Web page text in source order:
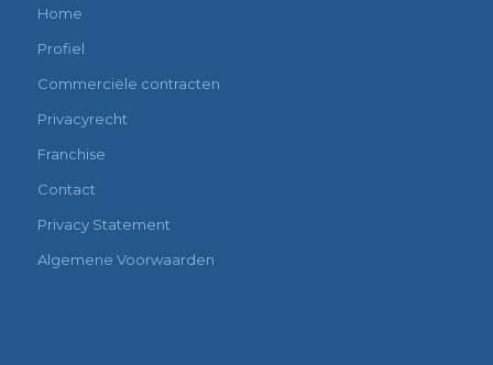
Home
Profiel
Commerciële contracten
Privacyrecht
Franchise
Contact
Privacy Statement
Algemene Voorwaarden